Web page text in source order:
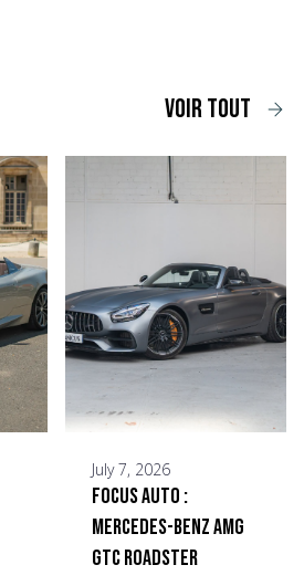
voir tout
July 7, 2026
Focus Auto :
Mercedes-Benz AMG
GTC Roadster